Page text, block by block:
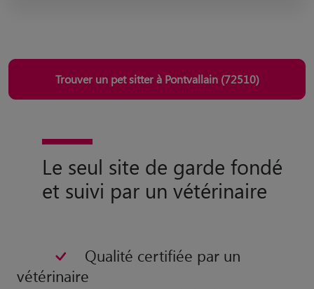
Trouver un pet sitter à Pontvallain (72510)
Le seul site de garde fondé
et suivi par un vétérinaire
Qualité certifiée par un
vétérinaire